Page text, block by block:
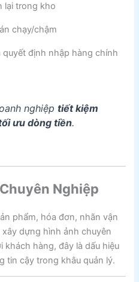
lại trong kho
chạy/chậm
quyết định nhập hàng chính
nghiệp tiết kiệm
ưu dòng tiền.
Nghiệp
phẩm, hóa đơn, nhãn vận
dựng hình ảnh chuyên
khách hàng, đây là dấu hiệu
tin cậy trong khâu quản lý.